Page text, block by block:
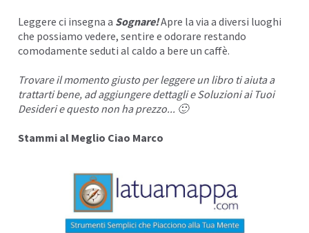
Leggere ci insegna a Sognare!Apre la via a diversi luoghi
che possiamo vedere, sentire e odorare restando
comodamente seduti al caldo a bere un caffè.
Trovare il momento giusto per leggere un libro ti aiuta a
trattarti bene, ad aggiungere dettagli e Soluzioni ai Tuoi
Desiderie questo non ha prezzo... 🙂
Stammi al Meglio Ciao Marco